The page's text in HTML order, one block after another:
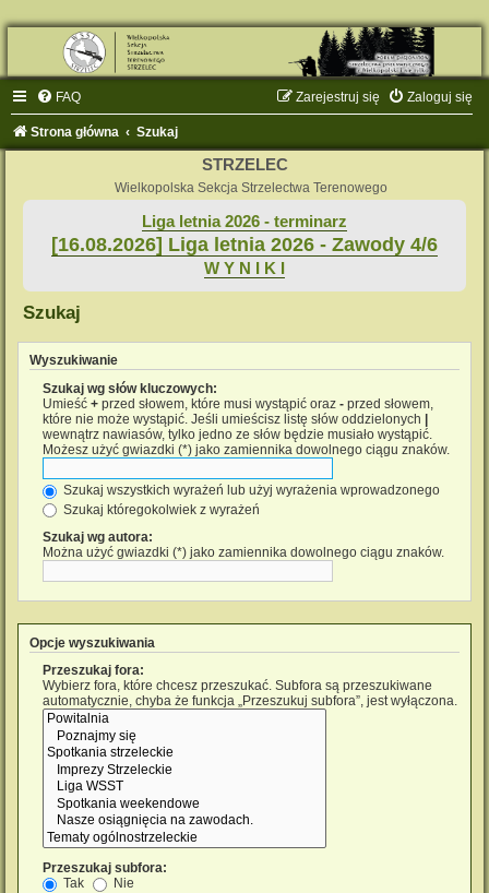
FAQ Zaloguj się
Zarejestruj się
Strona główna Szukaj
STRZELEC
Wielkopolska Sekcja Strzelectwa Terenowego
Liga letnia 2026 - terminarz
[16.08.2026] Liga letnia 2026 - Zawody 4/6
W Y N I K I
Szukaj
Wyszukiwanie
Szukaj wg słów kluczowych:
Umieść + przed słowem, które musi wystąpić oraz - przed słowem,
które nie może wystąpić. Jeśli umieścisz listę słów oddzielonych
wewnątrz nawiasów, tylko jedno ze słów będzie musiało wystąpić.
Możesz użyć gwiazdki (*) jako zamiennika dowolnego ciągu znaków.
Szukaj wszystkich wyrażeń lub użyj wyrażenia wprowadzonego
Szukaj któregokolwiek z wyrażeń
Szukaj wg autora:
Można użyć gwiazdki (*) jako zamiennika dowolnego ciągu znaków.
Opcje wyszukiwania
Przeszukaj fora:
Wybierz fora, które chcesz przeszukać. Subfora są przeszukiwane
automatycznie, chyba że funkcja „Przeszukuj subfora”, jest wyłączona.
Przeszukaj subfora:
Tak
Nie